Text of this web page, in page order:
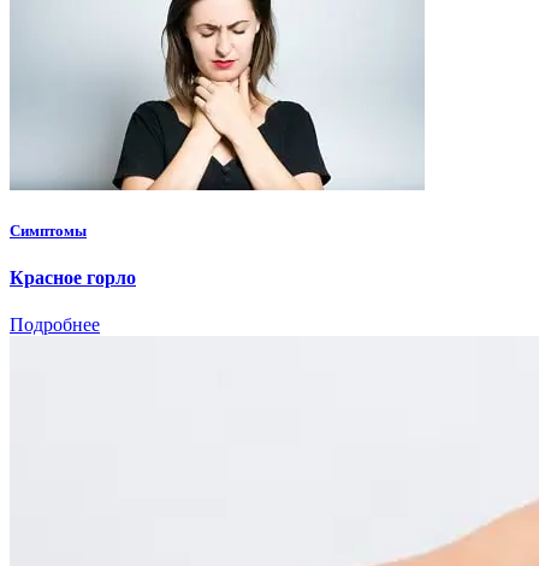
Симптомы
Красное горло
Подробнее